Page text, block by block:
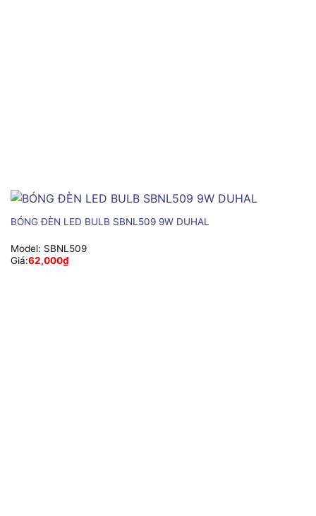
BÓNG ĐÈN LED BULB SBNL509 9W DUHAL
Model: SBNL509
Giá:62,000₫